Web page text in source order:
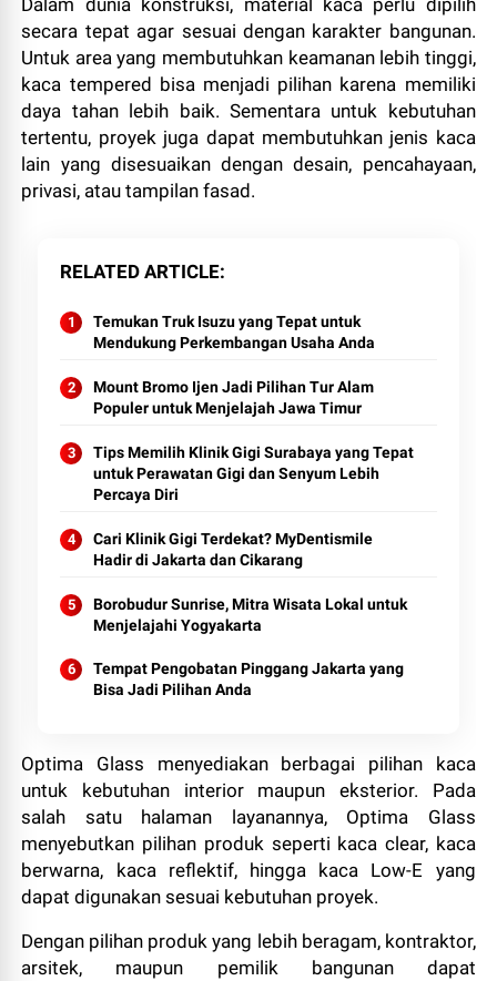
secara tepat agar sesuai dengan karakter bangunan.
Untuk area yang membutuhkan keamanan lebih tinggi,
kaca tempered bisa menjadi pilihan karena memiliki
daya tahan lebih baik. Sementara untuk kebutuhan
tertentu, proyek juga dapat membutuhkan jenis kaca
lain yang disesuaikan dengan desain, pencahayaan,
privasi, atau tampilan fasad.
RELATED ARTICLE
Temukan Truk Isuzu yang Tepat untuk
Mendukung Perkembangan Usaha Anda
Mount Bromo Ijen Jadi Pilihan Tur Alam
Populer untuk Menjelajah Jawa Timur
Tips Memilih Klinik Gigi Surabaya yang Tepat
untuk Perawatan Gigi dan Senyum Lebih
Percaya Diri
Cari Klinik Gigi Terdekat? MyDentismile
Hadir di Jakarta dan Cikarang
Borobudur Sunrise, Mitra Wisata Lokal untuk
Menjelajahi Yogyakarta
Tempat Pengobatan Pinggang Jakarta yang
Bisa Jadi Pilihan Anda
Optima Glass menyediakan berbagai pilihan kaca
untuk kebutuhan interior maupun eksterior. Pada
salah satu halaman layanannya, Optima Glass
menyebutkan pilihan produk seperti kaca clear, kaca
berwarna, kaca reflektif, hingga kaca Low-E yang
dapat digunakan sesuai kebutuhan proyek.
Dengan pilihan produk yang lebih beragam, kontraktor,
arsitek, maupun pemilik bangunan dapat